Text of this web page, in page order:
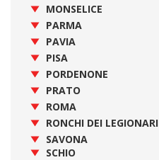
MONSELICE
PARMA
PAVIA
PISA
PORDENONE
PRATO
ROMA
RONCHI DEI LEGIONARI
SAVONA
SCHIO